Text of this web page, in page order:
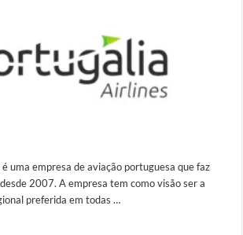
uma empresa de aviação portuguesa que faz
2007. A empresa tem como visão ser a
preferida em todas …